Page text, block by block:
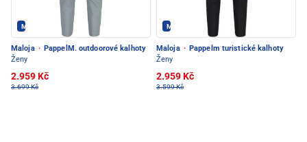
Maloja - PEC POD SNĚŽKOU
Maloja · PappelM. outdoorové kalhoty
Ženy
2.959 Kč
3.699 Kč
Maloja - PEC POD SNĚŽKOU
Maloja · Pappelm turistické kalhoty
Ženy
2.959 Kč
3.599 Kč